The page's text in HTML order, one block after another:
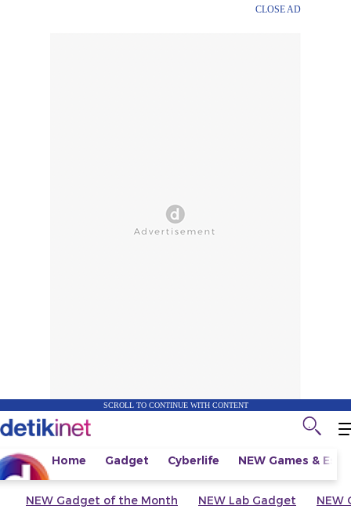
CLOSE AD
SCROLL TO CONTINUE WITH CONTENT
Home Gadget Cyberlife NEW Games &
NEW Gadget of the Month NEW Lab Gadget NEW